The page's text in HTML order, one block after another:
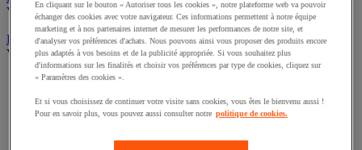
Voir toute la catégorie
Encaissement et gestion de la monnaie
Voir toute la catégorie
Boîte à monnaie
Compteuse-trieuse et détecteur de faux billets
Monnaie et compteuse-trieuse
Terminal de paiement
En cliquant sur le bouton « Autoriser tous les cookies », notre plateforme web va pouvoir
échanger des cookies avec votre navigateur. Ces informations permettent à notre équipe
marketing et à nos partenaires internet de mesurer les performances de notre site, et
d'analyser vos préférences d'achats. Nous pouvons ainsi vous proposer des produits encore
plus adaptés à vos besoins et de la publicité appropriée. Si vous souhaitez plus
d'informations sur les finalités et choisir vos préférences par type de cookies, cliquez sur
« Paramètres des cookies ».
Et si vous choisissez de continuer votre visite sans cookies, vous êtes le bienvenu aussi !
Pour en savoir plus, vous pouvez aussi consulter notre politique de cookies.